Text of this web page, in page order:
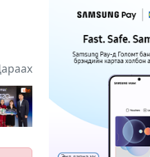
28 хэм
үүлтэй
10
байхыг
зөвлөжээ
“Аяллын
ийн